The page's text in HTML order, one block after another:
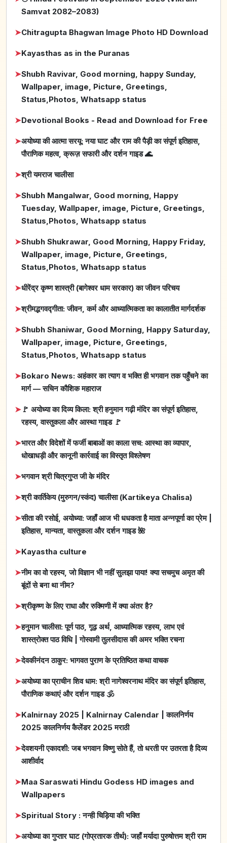
Samvat 2082–2083)
➤Chitragupta Bhagwan Image Photo HD Download
➤Kayasthas as in the Puranas
➤Shubh Ravivar, Good morning, happy Sunday,
Wallpaper, image, Picture, Greetings,
Status,Photos, Whatsapp status
➤Devotional Books - Read and Download for Free
➤अयोध्या की आत्मा सरयू: नया घाट और राम की पैड़ी का संपूर्ण इतिहास,
पौराणिक महत्व, क्रूज़ सफारी और दर्शन गाइड 🌊
➤श्री यमराज चालीसा
➤Shubh Mangalwar, Good morning, Happy
Tuesday, Wallpaper, image, Picture, Greetings,
Status,Photos, Whatsapp status
➤Shubh Shukrawar, Good Morning, Happy Friday,
Wallpaper, image, Picture, Greetings,
Status,Photos, Whatsapp status
➤धीरेंद्र कृष्ण शास्त्री (बागेश्वर धाम सरकार) का जीवन परिचय
➤श्रीमद्भगवद्गीता: जीवन, कर्म और आध्यात्मिकता का कालातीत मार्गदर्शक
➤Shubh Shaniwar, Good Morning, Happy Saturday,
Wallpaper, image, Picture, Greetings,
Status,Photos, Whatsapp status
➤Bokaro News: अहंकार का त्याग व भक्ति ही भगवान तक पहुँचने का
मार्ग — सचिन कौशिक महाराज
➤🚩 अयोध्या का दिव्य किला: श्री हनुमान गढ़ी मंदिर का संपूर्ण इतिहास,
रहस्य, वास्तुकला और आस्था गाइड 🚩
➤भारत और विदेशों में फर्जी बाबाओं का काला सच: आस्था का व्यापार,
धोखाधड़ी और कानूनी कार्रवाई का विस्तृत विश्लेषण
➤भगवान श्री चित्रगुप्त जी के मंदिर
➤श्री कार्तिकेय (मुरुगन/स्कंद) चालीसा (Kartikeya Chalisa)
➤सीता की रसोई, अयोध्या: जहाँ आज भी धधकता है माता अन्नपूर्णा का प्रेम |
इतिहास, मान्यता, वास्तुकला और दर्शन गाइड 🌺
➤Kayastha culture
➤नीम का वो रहस्य, जो विज्ञान भी नहीं सुलझा पाया! क्या सचमुच अमृत की
बूंदों से बना था नीम?
➤श्रीकृष्ण के लिए राधा और रुक्मिणी में क्या अंतर है?
➤हनुमान चालीसा: पूर्ण पाठ, गूढ़ अर्थ, आध्यात्मिक रहस्य, लाभ एवं
शास्त्रोक्त पाठ विधि | गोस्वामी तुलसीदास की अमर भक्ति रचना
➤देवकीनंदन ठाकुर: भागवत पुराण के प्रतिष्ठित कथा वाचक
➤अयोध्या का प्राचीन शिव धाम: श्री नागेश्वरनाथ मंदिर का संपूर्ण इतिहास,
पौराणिक कथाएं और दर्शन गाइड 🕉️
➤Kalnirnay 2025 | Kalnirnay Calendar | कालनिर्णय
2025 कालनिर्णय कैलेंडर 2025 मराठी
➤देवशयनी एकादशी: जब भगवान विष्णु सोते हैं, तो धरती पर उतरता है दिव्य
आशीर्वाद
➤Maa Saraswati Hindu Godess HD images and
Wallpapers
➤Spiritual Story : नन्ही चिड़िया की भक्ति
➤अयोध्या का गुप्तार घाट (गोप्रतारक तीर्थ): जहाँ मर्यादा पुरुषोत्तम श्री राम